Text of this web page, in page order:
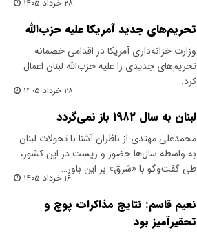
۲۸ خرداد ۱۴۰۵
تحریم‌های جدید آمریکا علیه حزب‌الله
وزارت خزانه‌داری آمریکا در اقدامی خصمانه
تحریم‌های جدیدی را علیه حزب‌الله لبنان اعمال
کرد.
۲۸ خرداد ۱۴۰۵
لبنان به سال ۱۹۸۲ باز نمی‌گردد‌
محمدعلی مهتدی از ناظران آشنا با تحولات لبنان
به واسطه سال‌ها حضور و زیست در این کشور،
طی گفت‌وگو با «شرق» بر این باور…
۱۶ خرداد ۱۴۰۵
نعیم قاسم: نتایج مذاکرات پوچ و
تحقیرآمیز بود